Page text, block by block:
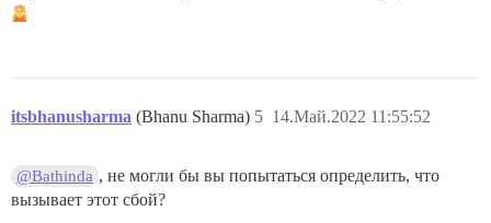
itsbhanusharma (Bhanu Sharma) 14.Май.2022 11:55:52
5
@Bathinda , не могли бы вы попытаться определить, что
вызывает этот сбой?